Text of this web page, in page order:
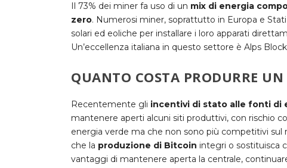
Il 73% dei miner fa uso di un mix di energia
zero. Numerosi miner, soprattutto in Europa e
solari ed eoliche per installare i loro apparati
Un’eccellenza italiana in questo settore è Alps
QUANTO COSTA PRODURRE
Recentemente gli incentivi di stato alle fonti di
mantenere aperti alcuni siti produttivi, con rischio
energia verde ma che non sono più competitivi
che la produzione di Bitcoin integri o sostituisca
vantaggi di mantenere aperta la centrale,